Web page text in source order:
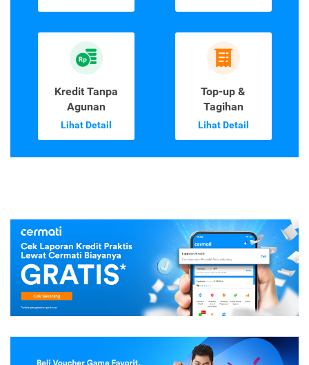
Kredit Tanpa
Agunan
Lihat Detail
Top-up &
Tagihan
Lihat Detail